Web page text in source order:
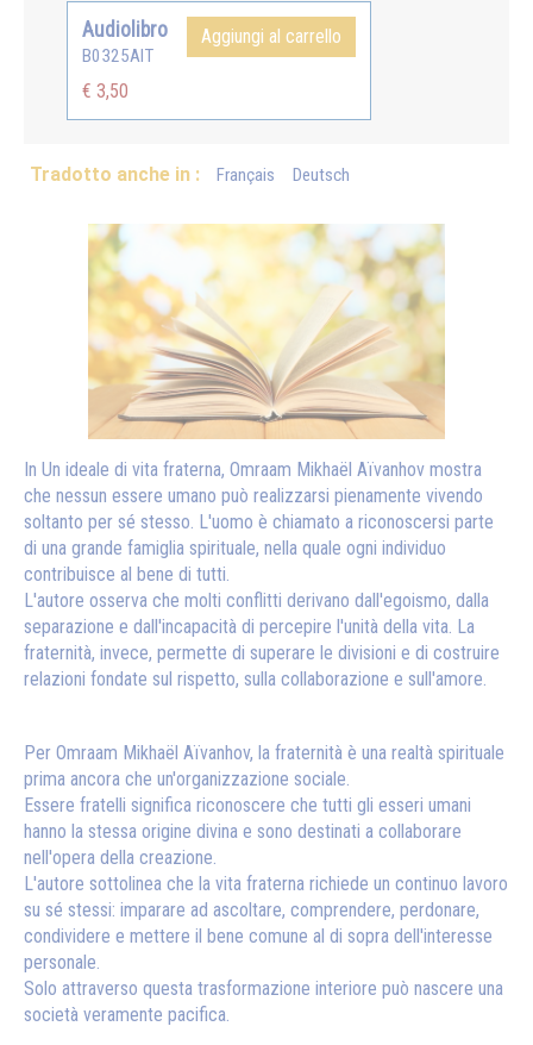
Audiolibro
B0325AIT
€ 3,50
Aggiungi al carrello
Tradotto anche in : Français Deutsch
In Un ideale di vita fraterna, Omraam Mikhaël Aïvanhov mostra
che nessun essere umano può realizzarsi pienamente vivendo
soltanto per sé stesso. L'uomo è chiamato a riconoscersi parte
di una grande famiglia spirituale, nella quale ogni individuo
contribuisce al bene di tutti.
L'autore osserva che molti conflitti derivano dall'egoismo, dalla
separazione e dall'incapacità di percepire l'unità della vita. La
fraternità, invece, permette di superare le divisioni e di costruire
relazioni fondate sul rispetto, sulla collaborazione e sull'amore.
Per Omraam Mikhaël Aïvanhov, la fraternità è una realtà spirituale
prima ancora che un'organizzazione sociale.
Essere fratelli significa riconoscere che tutti gli esseri umani
hanno la stessa origine divina e sono destinati a collaborare
nell'opera della creazione.
L'autore sottolinea che la vita fraterna richiede un continuo lavoro
su sé stessi: imparare ad ascoltare, comprendere, perdonare,
condividere e mettere il bene comune al di sopra dell'interesse
personale.
Solo attraverso questa trasformazione interiore può nascere una
società veramente pacifica.